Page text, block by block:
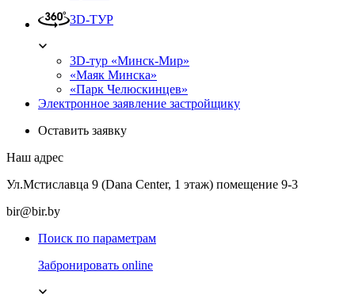
3D-ТУР
3D-тур «Минск-Мир»
«Маяк Минска»
«Парк Челюскинцев»
Электронное заявление застройщику
Оставить заявку
Наш адрес
Ул.Мстиславца 9 (Dana Center, 1 этаж) помещение 9-3
bir@bir.by
Поиск по параметрам
Забронировать online